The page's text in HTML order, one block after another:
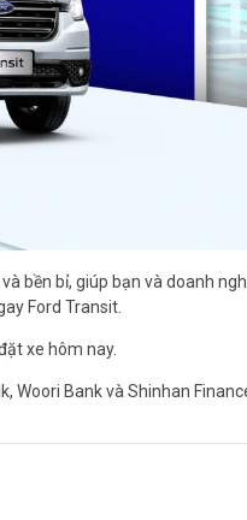
bền bỉ, giúp bạn và doanh
Ford Transit.
xe hôm nay.
Woori Bank và Shinhan